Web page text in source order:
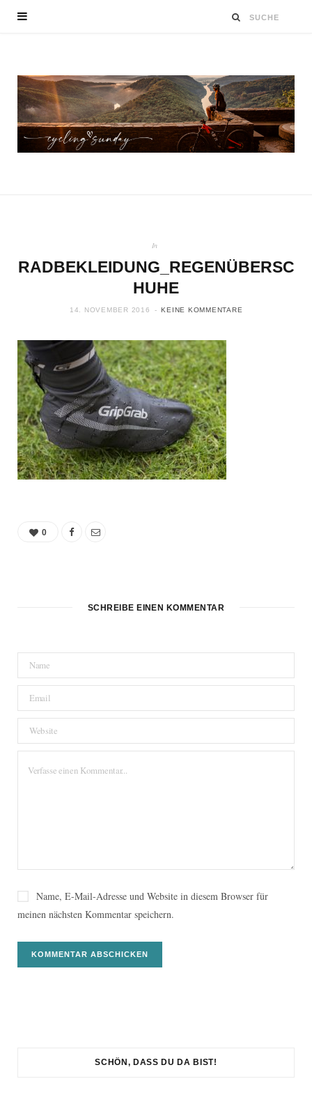
In
RADBEKLEIDUNG_REGENÜBERSC
HUHE
14. NOVEMBER 2016 KEINE KOMMENTARE
0
SCHREIBE EINEN KOMMENTAR
Name, E-Mail-Adresse und Website in diesem Browser für
meinen nächsten Kommentar speichern.
SCHÖN, DASS DU DA BIST!